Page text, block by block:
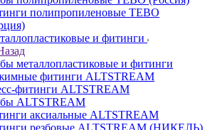
полипропиленовые TEBO
и фитинги
металлопластиковые и фитинги
фитинги ALTSTREAM
фитинги ALTSTREAM
ALTSTREAM
аксиальные ALTSTREAM
резбовые ALTSTREAM (НИКЕЛЬ)